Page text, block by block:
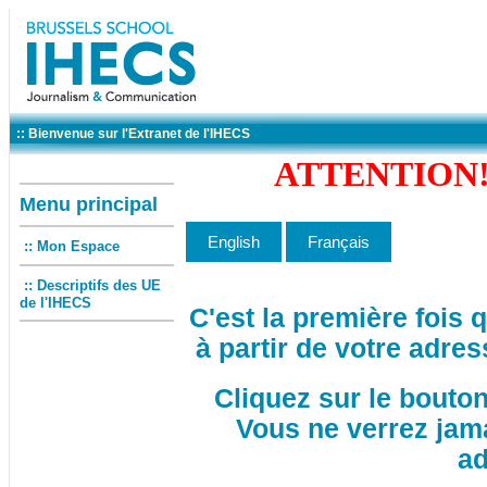
:: Bienvenue sur l'Extranet de l'IHECS
Menu principal
:: Mon Espace
:: Descriptifs des UE
de l'IHECS
C'est la première fois
à partir de votre
Cliquez sur le
Vous ne verrez